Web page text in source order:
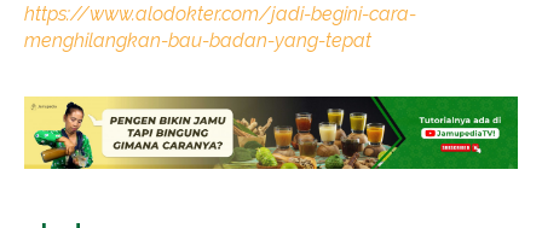
https://www.alodokter.com/jadi-begini-cara-
menghilangkan-bau-badan-yang-tepat